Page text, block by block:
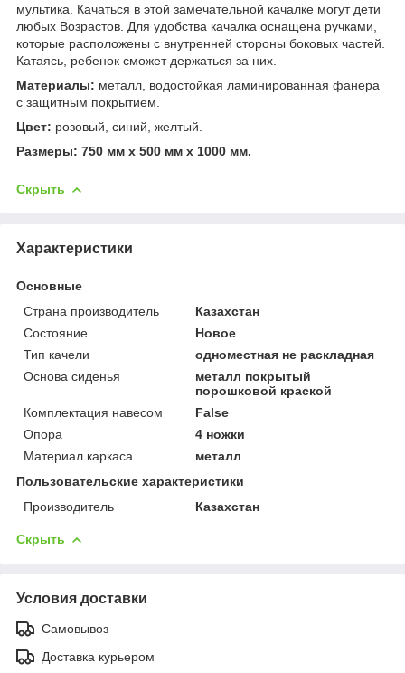
мультика. Качаться в этой замечательной качалке могут дети
любых Возрастов. Для удобства качалка оснащена ручками,
которые расположены с внутренней стороны боковых частей.
Катаясь, ребенок сможет держаться за них.
Материалы: металл, водостойкая ламинированная фанера
с защитным покрытием.
Цвет: розовый, синий, желтый.
Размеры: 750 мм х 500 мм х 1000 мм.
Скрыть
Характеристики
Основные
Страна производитель
Казахстан
Состояние
Новое
Тип качели
одноместная не раскладная
Основа сиденья
металл покрытый
порошковой краской
Комплектация навесом
False
Опора
4 ножки
Материал каркаса
металл
Пользовательские характеристики
Производитель
Казахстан
Скрыть
Условия доставки
Самовывоз
Доставка курьером